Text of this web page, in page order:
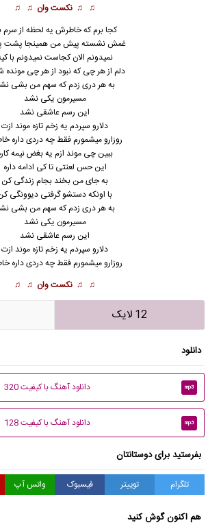
♫ ♫ نکست وان ♫ ♫
کجا برم که خاطرش یه لحظه از سرم
غمش نشسته پیش من همینجا پشت
نمیدونم الان کجاست نمیدونم با
دلم از هر چی که نبود از هر چی مونده
به هر دری زدم که سهم من بشی
مسیرمون یکی نشد
این رسم عاشقی نشد
دلارو سپردم یه زخم تازه موند ازت
روزارو میشمورم فقط چه دردی داره
ببین چی موند ازم یه بغض نیمه
این حس لعنتی تا کی ادامه داره
به جای من بخند بجام زندگی کن
با اونکه دستشو گرفتی دیوونگی
به هر دری زدم که سهم من بشی
مسیرمون یکی نشد
این رسم عاشقی نشد
دلارو سپردم یه زخم تازه موند ازت
روزارو میشمورم فقط چه دردی داره
♫ ♫ نکست وان ♫ ♫
12 لایک
دانلود
mp3 دانلود آهنگ با کیفیت 320
mp3 دانلود آهنگ با کیفیت 128
بفرستید برای دوستانتان
تلگرام توییتر فیسبوک واتس آپ
هم اکنون گوش کنید